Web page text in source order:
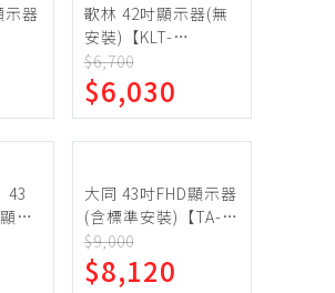
用品
自行車、電動車系列
機車專區
機車部品百貨
汽車百貨
教具、童書、美勞
家庭護理 、銀髮生活
示器
歌林 42吋顯示器(無
安裝)【KLT-
42EF01】
$6,700
$6,030
43
示
大同 43吋FHD顯示器
(含標準安裝)【TA-
ST43A50】
$9,000
$8,120